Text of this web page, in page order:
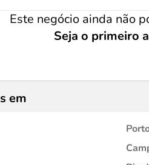
Este negócio ainda não
Seja o primeiro
em